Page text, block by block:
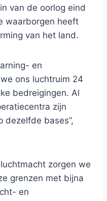
van de oorlog eind
waarborgen heeft
van het land.
en
ons luchtruim 24
bedreigingen. Al
zijn
dezelfde bases”,
zorgen we
grenzen met bijna
en